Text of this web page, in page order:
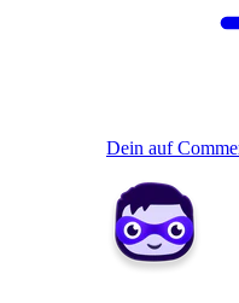
Dein auf